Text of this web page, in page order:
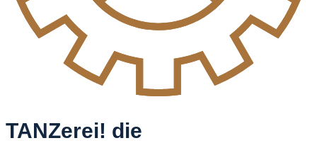
TANZerei! die